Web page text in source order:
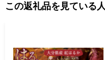
この返礼品を見ている